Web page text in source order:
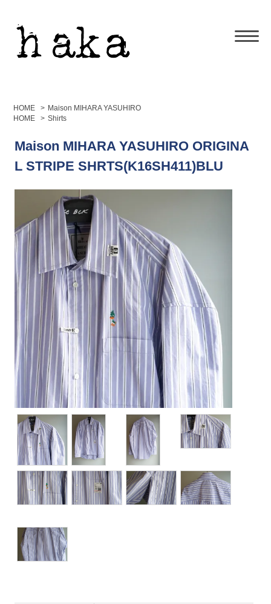
HOME > Maison MIHARA YASUHIRO
HOME
> Shirts
Maison MIHARA YASUHIRO ORIGINA
L STRIPE SHRTS(K16SH411)BLU